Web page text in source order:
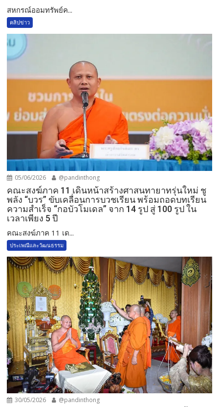
สหกรณ์ออมทรัพย์ค...
คลิปข่าว
05/06/2026 @pandinthong
คณะสงฆ์ภาค 11 เดินหน้าสร้างศาสนทายาทรุ่นใหม่ ชู
พลัง “บวร” ขับเคลื่อนการบวชเรียน พร้อมถอดบทเรียน
ความสำเร็จ “กอบัวโมเดล” จาก 14 รูป สู่ 100 รูป ใน
เวลาเพียง 5 ปี
คณะสงฆ์ภาค 11 เด...
ประเพณีและวัฒนธรรม
30/05/2026 @pandinthong